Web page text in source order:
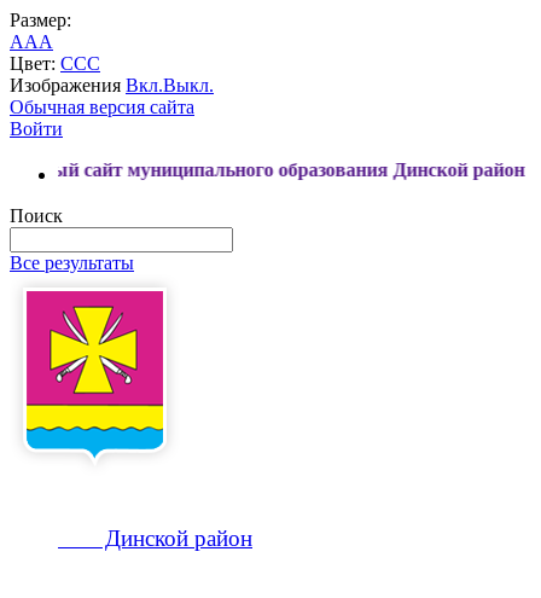
Размер:
AAA
Цвет: CCC
Изображения Вкл.Выкл.
Обычная версия сайта
Войти
муниципального образования Динской район
Поиск
Все результаты
Динской район